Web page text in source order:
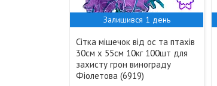
Залишився 1 день
Сітка мішечок від ос та птахів
30см х 55см 10кг 100шт для
захисту грон винограду
Фіолетова (6919)